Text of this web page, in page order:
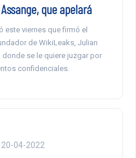
que apelará
este viernes que firmó el
de WikiLeaks, Julian
se le quiere juzgar por
confidenciales.
20-04-2022